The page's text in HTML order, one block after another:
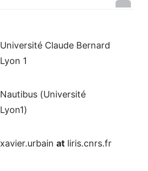
Université Claude Bernard
Lyon 1
Nautibus (Université
Lyon1)
xavier.urbain at liris.cnrs.fr